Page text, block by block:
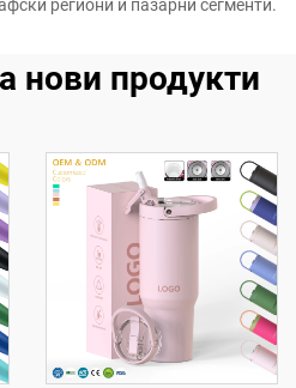
региони и пазарни сегменти.
нови продукти